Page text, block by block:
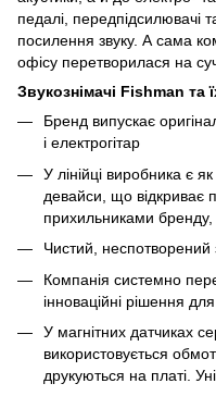
педалі, передпідсилювачі
посилення звуку. А сама
офісу перетворилася на
Звукознімачі Fishman та
Бренд випускає
і електрогітар
У лінійці виробника є як
девайси, що відкриває
прихильниками
Чистий, неспотворений
Компанія системно
інноваційні рішення
У магнітних датчиках
використовується
друкуються на платі.